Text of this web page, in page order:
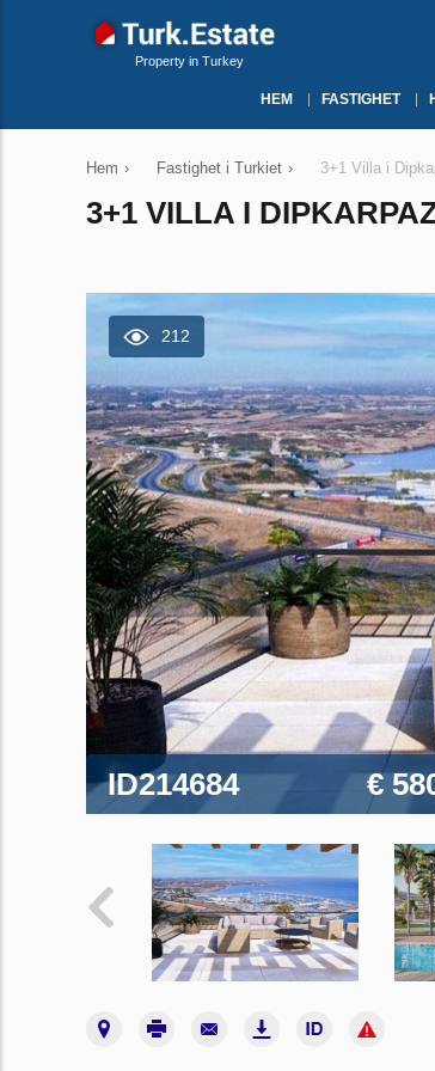
Property in Turkey
HEM FASTIGHET
Hem › Fastighet i Turkiet › 3+1 Villa i
3+1 VILLA I
212
ID214684 €